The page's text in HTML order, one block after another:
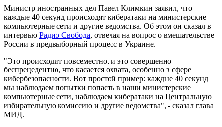
Министр иностранных дел Павел Климкин заявил, что
каждые 40 секунд происходят кибератаки на министерские
компьютерные сети и другие ведомства. Об этом он сказал в
интервью Радио Свобода, отвечая на вопрос о вмешательстве
России в предвыборный процесс в Украине.
"Это происходит повсеместно, и это совершенно
беспрецедентно, что касается охвата, особенно в сфере
кибербезопасности. Вот простой пример: каждые 40 секунд
мы наблюдаем попытки попасть в наши министерские
компьютерные сети, наблюдаем кибератаки на Центральную
избирательную комиссию и другие ведомства", - сказал глава
МИД.